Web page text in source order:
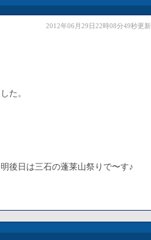
2012年06月29日22時08分49秒更新
た。
後日は三石の蓬莱山祭りで〜す♪